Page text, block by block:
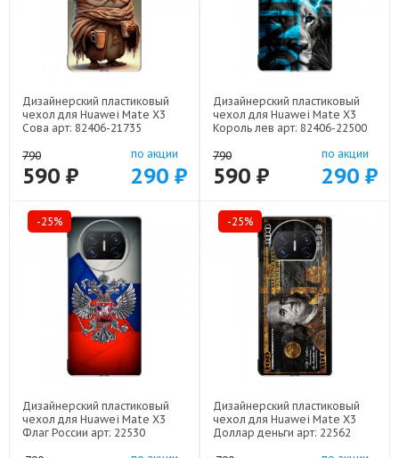
Дизайнерский пластиковый
чехол для Huawei Mate X3
Сова арт: 82406-21735
790
590 ₽
по акции
290 ₽
Дизайнерский пластиковый
чехол для Huawei Mate X3
Король лев арт: 82406-22500
790
590 ₽
по акции
290 ₽
-25%
Дизайнерский пластиковый
чехол для Huawei Mate X3
Флаг России арт: 22530
-25%
Дизайнерский пластиковый
чехол для Huawei Mate X3
Доллар деньги арт: 22562